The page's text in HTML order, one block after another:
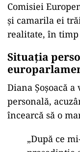
Comisiei
și camarila ei
realitate, în timp
Situația
Diana Șoșoacă
personală, acuz
încearcă să o
„După ce